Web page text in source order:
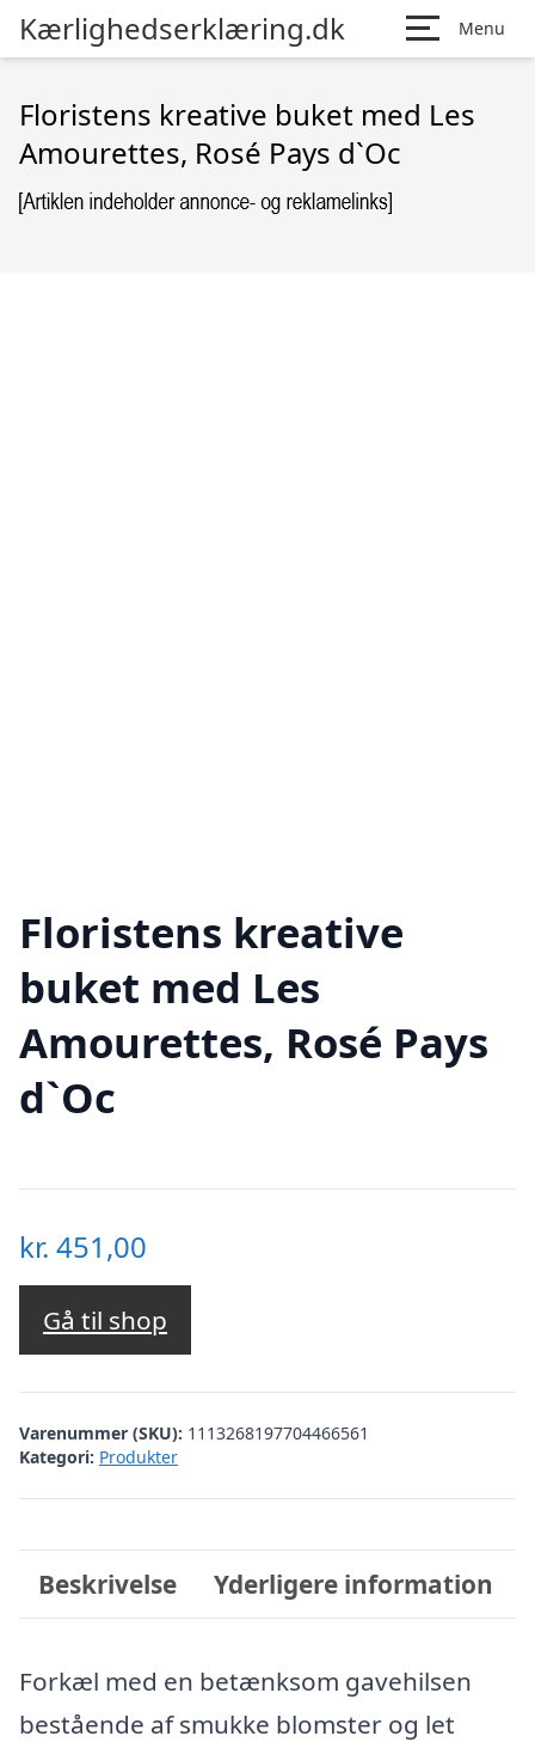
Kærlighedserklæring.dk Menu
Floristens kreative buket med Les
Amourettes, Rosé Pays d`Oc
Floristens kreative
buket med Les
Amourettes, Rosé Pays
d`Oc
kr. 451,00
Gå til shop
Varenummer (SKU): 1113268197704466561
Kategori: Produkter
Beskrivelse Yderligere information
Forkæl med en betænksom gavehilsen
bestående af smukke blomster og let